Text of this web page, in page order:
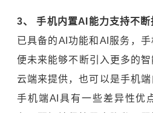
3、 手机内置AI能力支持不断
已具备的AI功能和AI服务，
便未来能够不断引入更多的
云端来提供，也可以是手机端
手机端AI具有一些差异性优